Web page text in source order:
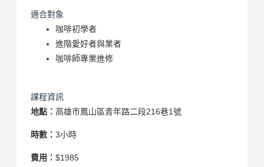
適合對象
咖啡初學者
進階愛好者與業者
咖啡師專業進修
課程資訊
地點： 高雄市鳳山區青年路二段216巷1號
時數： 3小時
費用： $1985